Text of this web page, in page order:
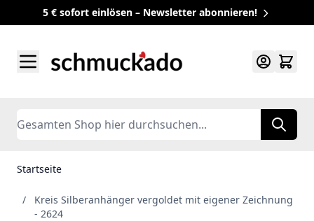
5 € sofort einlösen – Newsletter abonnieren!
Search
Startseite
/
Kreis Silberanhänger vergoldet mit eigener Zeichnung
- 2624